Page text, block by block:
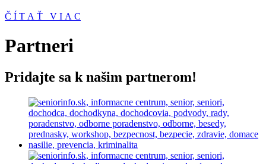
Č Í T A Ť V I A C
Partneri
Pridajte sa k našim partnerom!